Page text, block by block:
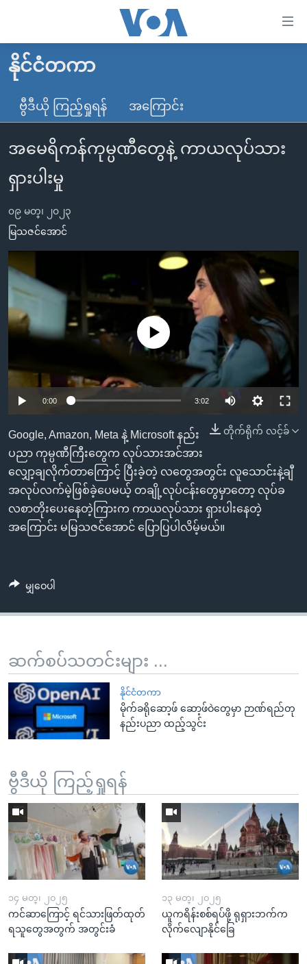
လွယ်ကူ
စေ
သည့်
များ
ပင်မ
သို့
ကျော်
ကြည့်
ရန်
ပင်မ
အ
ညွန်း
ကျော်
ကြည့်
ရှာဖွေ
ရန်
နေရာ
သို့
ကျော်
ရန်
မူလစာမျက်နှာ
မြန်မာ
ကမ္ဘာ့သတင်းများ
နိုင်ငံတကာ
အမေရိကန်
အစ္စရေး-ပါလက်စတိုင်း
ဗွီဒီယို
သတင်းလွတ်လပ်ခွင့်
ရပ်ဝန်းတခု လမ်းတခု အလွန်
အင်္ဂလိပ်စာလေ့လာမယ်
မကြေးမုံရဲ့ အင်္ဂလိပ်စာ
ရုပ်ရှင်ထဲက အင်္ဂလိပ်စာ
သုတပဒေသာ အင်္ဂလိပ်စာ
ရေဒီယို
တီဗွီ
ရေဒီယိုနှင့်ရုပ်သံ အချက်အလက်များ
ရေဒီယို/တီဗွီအစီအစဉ်
Learning English
ဗွီအိုအေ လူမှုကွန်ယက်များ
ဘာသာစကားများ
နိုင်ငံတကာ
ဗွီဒီယို ကြည့်ရှုရန် အကြောင်း
အမေရိကန်ကုမ္ပဏီတွေနဲ့ ကာယလုပ်သား
ရှားပါးမှု
၀၉ မတ္၊ ၂၀၂၃
မြသဇင်အောင်
No media source currently available
0:00 3:02
တိုက်ရိုက် လင့်ခ်
Google, Amazon, Meta နဲ့ Microsoft နည်း
ပညာ ကုမ္ပဏီကြီးတွေက လုပ်သားအင်အား
လျှော့ချလိုက်တာကြောင့် ပြီးခဲ့တဲ့ လတွေအတွင်း လူသောင်းနဲ့ချီ
အလုပ်လက်မဲ့ဖြစ်ခဲ့ပေမယ့် တချို့လုပ်ငန်းတွေမှာတော့ လုပ်ခ
လစာတိုးပေးနေတဲ့ကြားက ကာယလုပ်သား ရှားပါးနေတဲ့
အကြောင်း မမြသဇင်အောင် ပြောပြပါလိမ့်မယ်။
မျှဝေပါ
ဆက်စပ်သတင်းများ ...
နိုင်ငံတကာ
မိုက်ခရိုဆော့ဖ် ဆော့ဖ်ဝဲတွေမှာ ဉာဏ်ရည်တု
နည်းပညာ ထည့်သွင်း
ဗွီဒီယို ကြည့်ရှုရန်
၁၄ မတ္၊ ၂၀၂၅
ကင်ဆာကြောင့် ရင်သားဖြတ်ထုတ်
ရသူတွေအတွက် အတွင်းခံ
၁၃ မတ္၊ ၂၀၂၅
ယူကရိန်းစစ်ရပ်ဖို့ ရုရှားဘက်က
လိုက်လျောနိုင်ခြေ